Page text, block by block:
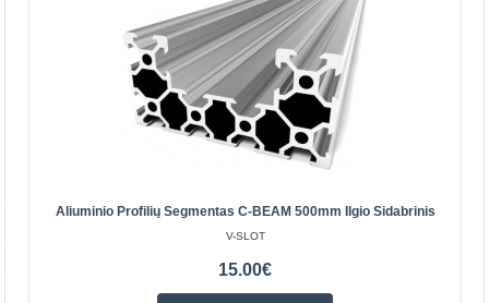
Projektavimas naudojant V-Slot yra panašus į darbą su
mediena. Galite supjaustyti profilius reikiamo ilgio,
naudojant specialias jungtis sujungti viską i bendrą..
Parduotuvėje Kaune YRA
Įdėti į krepšelį
Aliuminio Profilių Segmentas C-BEAM 500mm Ilgio Sidabrinis
V-SLOT
15.00€